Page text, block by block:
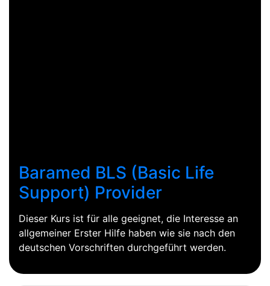
Baramed BLS (Basic Life
Support) Provider
Dieser Kurs ist für alle geeignet, die Interesse an
allgemeiner Erster Hilfe haben wie sie nach den
deutschen Vorschriften durchgeführt werden.